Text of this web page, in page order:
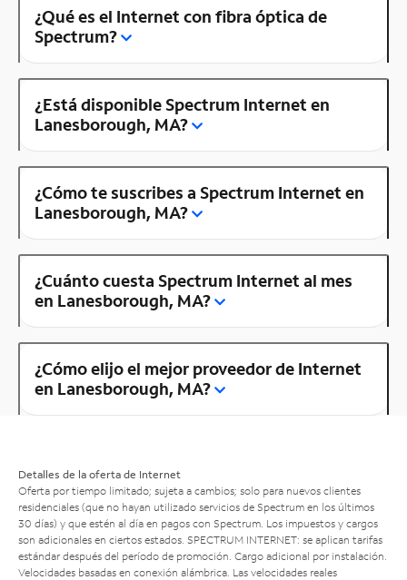
¿Qué es el Internet con fibra óptica de
Spectrum?
¿Está disponible Spectrum Internet en
Lanesborough, MA?
¿Cómo te suscribes a Spectrum Internet en
Lanesborough, MA?
¿Cuánto cuesta Spectrum Internet al mes
en Lanesborough, MA?
¿Cómo elijo el mejor proveedor de Internet
en Lanesborough, MA?
Detalles de la oferta de Internet
Oferta por tiempo limitado; sujeta a cambios; solo para nuevos clientes
residenciales (que no hayan utilizado servicios de Spectrum en los últimos
30 días) y que estén al día en pagos con Spectrum. Los impuestos y cargos
son adicionales en ciertos estados. SPECTRUM INTERNET: se aplican tarifas
estándar después del período de promoción. Cargo adicional por instalación.
Velocidades basadas en conexión alámbrica. Las velocidades reales